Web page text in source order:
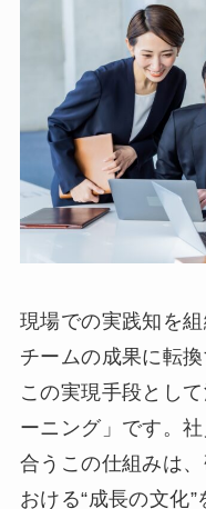
現場での実践知を
チームの成果に転
この実現手段とし
ーニング」です。
合うこの仕組みは
おける“成長の文化”